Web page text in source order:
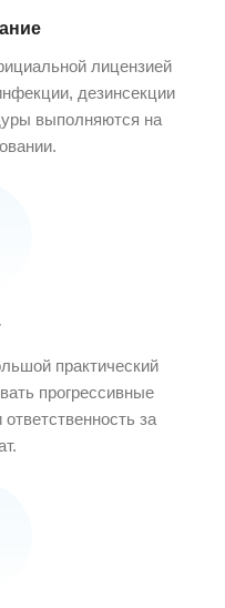
лицензией
дезинсекции
выполняются на
практический
прогрессивные
за